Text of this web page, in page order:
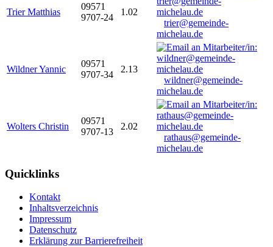
Trier Matthias
09571
9707-24
1.02
trier@gemeinde-
michelau.de
Wildner Yannic
09571
9707-34
2.13
wildner@gemeinde-
michelau.de
Wolters Christin
09571
9707-13
2.02
rathaus@gemeinde-
michelau.de
Quicklinks
Kontakt
Inhaltsverzeichnis
Impressum
Datenschutz
Erklärung zur Barrierefreiheit